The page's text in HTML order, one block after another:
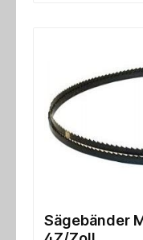
Sägebänder Mafell